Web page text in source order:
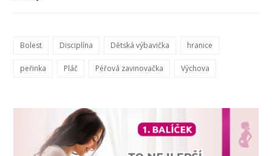
Bolest Disciplína Dětská výbavička hranice
peřinka Pláč Péřová zavinovačka Výchova